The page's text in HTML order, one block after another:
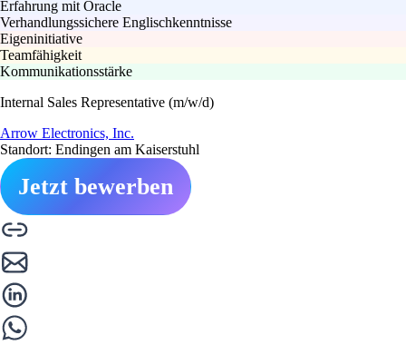
Erfahrung mit Oracle
Verhandlungssichere Englischkenntnisse
Eigeninitiative
Teamfähigkeit
Kommunikationsstärke
Internal Sales Representative (m/w/d)
Arrow Electronics, Inc.
Standort: Endingen am Kaiserstuhl
Jetzt bewerben